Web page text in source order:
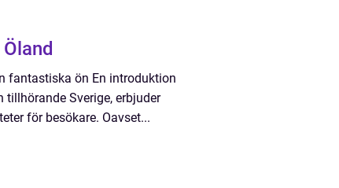
fantastiska ön En introduktion
Sverige, erbjuder
för besökare. Oavset...